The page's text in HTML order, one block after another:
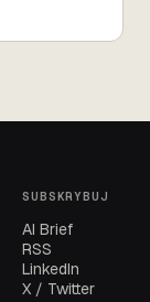
SUBSKRYBUJ
AI Brief
RSS
LinkedIn
X / Twitter